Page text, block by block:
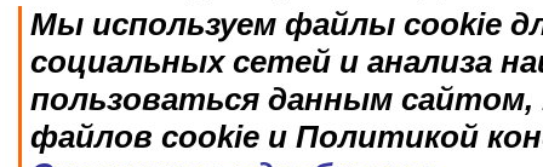
Мы используем файлы cookie
социальных сетей и анализа
пользоваться данным
файлов cookie и Политикой